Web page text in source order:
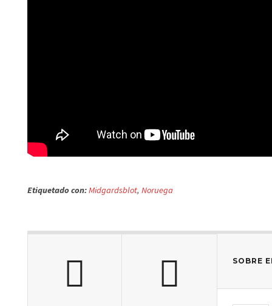
Etiquetado con:Midgardsblot, Noruega
SOBRE